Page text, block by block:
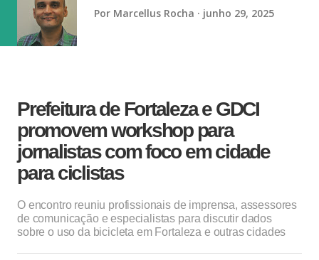
vaga na referência do ataque, com...
Por Marcellus Rocha junho 29, 2025
Prefeitura de Fortaleza e GDCI
promovem workshop para
jornalistas com foco em cidade
para ciclistas
O encontro reuniu profissionais de imprensa, assessores
de comunicação e especialistas para discutir dados
sobre o uso da bicicleta em Fortaleza e outras cidades